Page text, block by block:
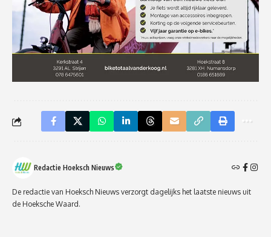
Redactie Hoeksch Nieuws
De redactie van Hoeksch Nieuws verzorgt dagelijks het laatste nieuws uit
de Hoeksche Waard.